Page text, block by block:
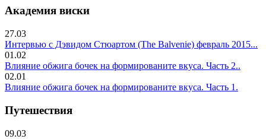
Академия виски
27.03
Интервью с Дэвидом Стюартом (The Balvenie) февраль 2015...
01.02
Влияние обжига бочек на формированите вкуса. Часть 2..
02.01
Влияние обжига бочек на формированите вкуса. Часть 1.
Путешествия
09.03